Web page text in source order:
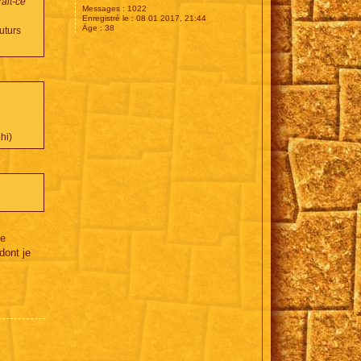
Messages : 1022
Enregistré le : 08 01 2017, 21:44
Âge : 38
je